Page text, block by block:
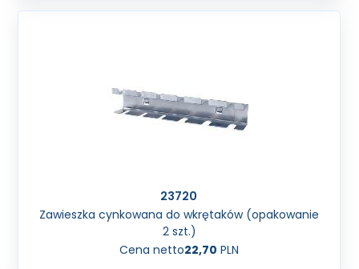
23720
Zawieszka cynkowana do wkrętaków (opakowanie
2 szt.)
Cena netto22,70 PLN